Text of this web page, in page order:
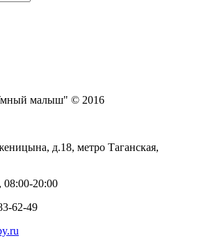
малыш" © 2016
д.18, метро Таганская,
20:00
62-49